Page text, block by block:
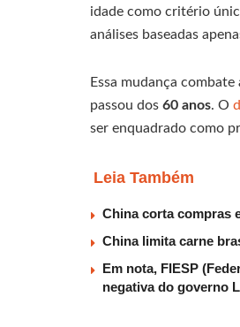
idade como critério
análises baseadas
Essa mudança
passou dos 60 anos. O
ser enquadrado como
Leia Também
China corta compras
China limita carne
Em nota, FIESP
negativa do governo